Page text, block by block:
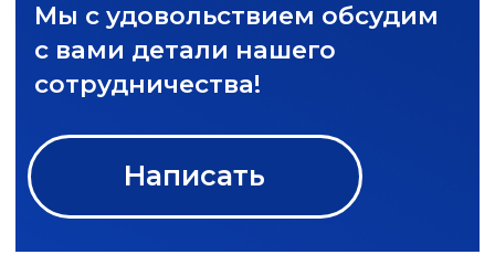
Руководство системного
программиста Маяк 8i
Описание процессов
цикла Маяк 8i